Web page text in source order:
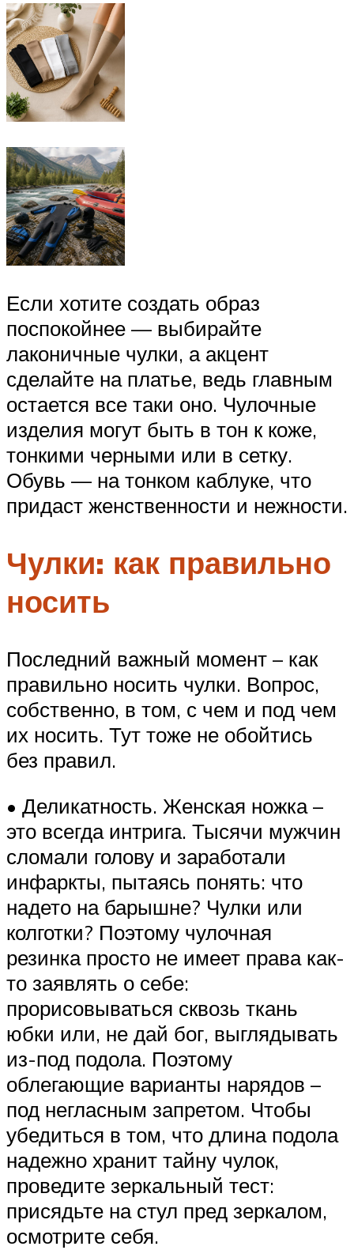
Если хотите создать образ
поспокойнее — выбирайте
лаконичные чулки, а акцент
сделайте на платье, ведь главным
остается все таки оно. Чулочные
изделия могут быть в тон к коже,
тонкими черными или в сетку.
Обувь — на тонком каблуке, что
придаст женственности и нежности.
Чулки: как правильно
носить
Последний важный момент – как
правильно носить чулки. Вопрос,
собственно, в том, с чем и под чем
их носить. Тут тоже не обойтись
без правил.
• Деликатность. Женская ножка –
это всегда интрига. Тысячи мужчин
сломали голову и заработали
инфаркты, пытаясь понять: что
надето на барышне? Чулки или
колготки? Поэтому чулочная
резинка просто не имеет права как-
то заявлять о себе:
прорисовываться сквозь ткань
юбки или, не дай бог, выглядывать
из-под подола. Поэтому
облегающие варианты нарядов –
под негласным запретом. Чтобы
убедиться в том, что длина подола
надежно хранит тайну чулок,
проведите зеркальный тест:
присядьте на стул пред зеркалом,
осмотрите себя.